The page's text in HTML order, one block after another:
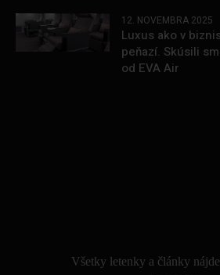
12. NOVEMBRA 2025
Luxus ako v
peňazí. Skúsili
od EVA Air
Všetky letenky a články